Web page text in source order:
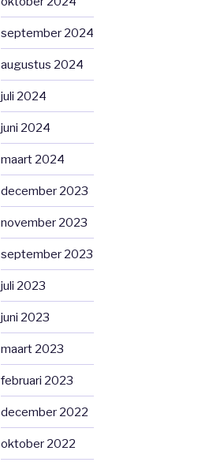
september 2024
augustus 2024
juli 2024
juni 2024
maart 2024
december 2023
november 2023
september 2023
juli 2023
juni 2023
maart 2023
februari 2023
december 2022
oktober 2022